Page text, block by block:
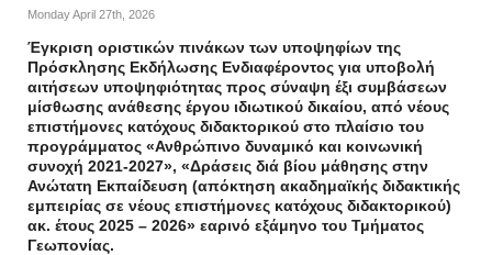
Monday April 27th, 2026
Έγκριση οριστικών πινάκων των υποψηφίων της
Πρόσκλησης Εκδήλωσης Ενδιαφέροντος για υποβολή
αιτήσεων υποψηφιότητας προς σύναψη έξι συμβάσεων
μίσθωσης ανάθεσης έργου ιδιωτικού δικαίου, από νέους
επιστήμονες κατόχους διδακτορικού στο πλαίσιο του
προγράμματος «Ανθρώπινο δυναμικό και κοινωνική
συνοχή 2021-2027», «Δράσεις διά βίου μάθησης στην
Ανώτατη Εκπαίδευση (απόκτηση ακαδημαϊκής διδακτικής
εμπειρίας σε νέους επιστήμονες κατόχους διδακτορικού)
ακ. έτους 2025 – 2026» εαρινό εξάμηνο του Τμήματος
Γεωπονίας.